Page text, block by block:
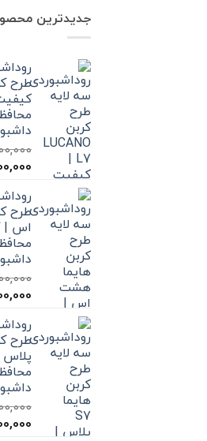
جدیدترین
قیمت
بود.
طرح
اس |
قیمت
بود.
پلاس
قیمت